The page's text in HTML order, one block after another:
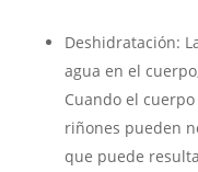
Deshidratación:
agua en el
Cuando el
riñones pueden
que puede